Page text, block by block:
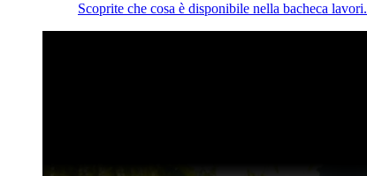
Scoprite che cosa è disponibile nella bacheca lavori.